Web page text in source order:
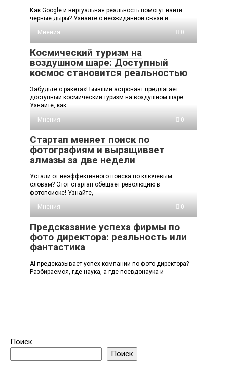
Как Google и виртуальная реальность помогут найти
черные дыры? Узнайте о неожиданной связи и
Мнения
0
Космический туризм на
воздушном шаре: Доступный
космос становится реальностью
Забудьте о ракетах! Бывший астронавт предлагает
доступный космический туризм на воздушном шаре.
Узнайте, как
Мнения
0
Стартап меняет поиск по
фотографиям и выращивает
алмазы за две недели
Устали от неэффективного поиска по ключевым
словам? Этот стартап обещает революцию в
фотопоиске! Узнайте,
Мнения
0
Предсказание успеха фирмы по
фото директора: реальность или
фантастика
AI предсказывает успех компании по фото директора?
Разбираемся, где наука, а где псевдонаука и
Поиск
Поиск